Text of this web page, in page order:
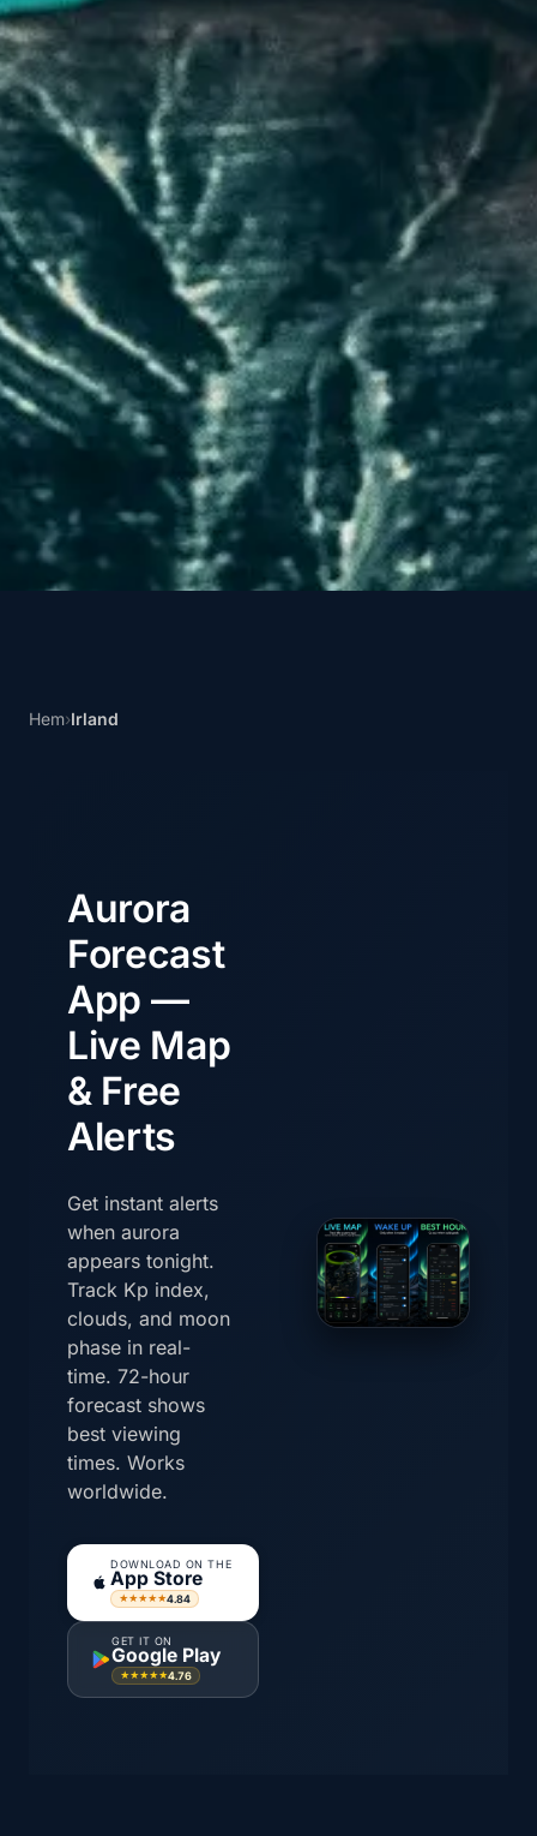
Hem›Irland
Aurora
Forecast
App —
Live Map
& Free
Alerts
Get instant alerts
when aurora
appears tonight.
Track Kp index,
clouds, and moon
phase in real-
time. 72-hour
forecast shows
best viewing
times. Works
worldwide.
DOWNLOAD ON THE
App Store
★★★★★4.84
GET IT ON
Google Play
★★★★★4.76